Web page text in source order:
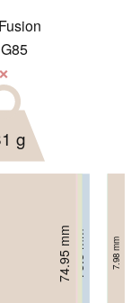
❌
75.5 mm 8 mm
75.5 mm 8.3 mm
77 mm 8 mm
73.1 mm 7.6 mm
74.95 mm 7.98 mm
g